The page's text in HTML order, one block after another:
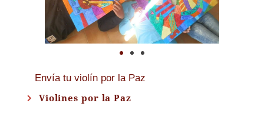
Envía tu violín por la Paz
Violines por la Paz